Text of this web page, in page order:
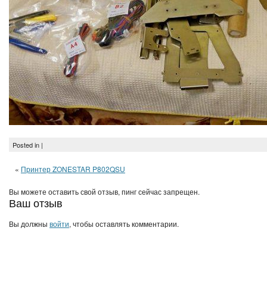
Posted in |
« Принтер ZONESTAR P802QSU
Вы можете оставить свой отзыв, пинг сейчас запрещен.
Ваш отзыв
Вы должны войти, чтобы оставлять комментарии.